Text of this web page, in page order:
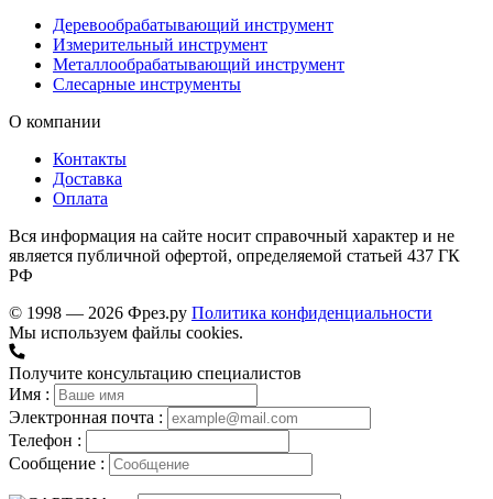
Деревообрабатывающий инструмент
Измерительный инструмент
Металлообрабатывающий инструмент
Слесарные инструменты
О компании
Контакты
Доставка
Оплата
Вся информация на сайте носит справочный характер и не
является публичной офертой, определяемой статьей 437 ГК
РФ
© 1998 — 2026 Фрез.ру Политика конфиденциальности
Мы используем файлы cookies.
Получите консультацию специалистов
Имя :
Электронная почта :
Телефон :
Сообщение :